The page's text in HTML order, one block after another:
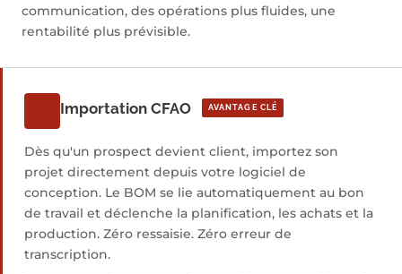
communication, des opérations plus fluides, une
rentabilité plus prévisible.
Importation CFAO AVANTAGE CLÉ
Dès qu'un prospect devient client, importez son
projet directement depuis votre logiciel de
conception. Le BOM se lie automatiquement au bon
de travail et déclenche la planification, les achats et la
production. Zéro ressaisie. Zéro erreur de
transcription.